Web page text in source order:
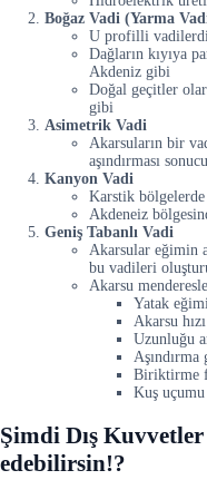
Boğaz Vadi (Yarma
U profilli
Dağların kıyıya
Akdeniz gibi
Doğal geçitler
gibi
Asimetrik Vadi
Akarsuların bir
aşındırması
Kanyon Vadi
Karstik
Akdeneiz
Geniş Tabanlı Vadi
Akarsular eğimin
bu vadileri
Akarsu
Yatak
Akarsu
Uzunluğu
Aşındırma
Biriktirme
Kuş
Şimdi Dış
edebilirsin!?